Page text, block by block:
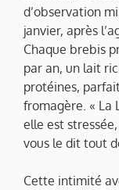
d’observation
janvier, après
Chaque brebis
par an, un lait
protéines,
fromagère. « La
elle est
vous le dit tout
Cette intimité